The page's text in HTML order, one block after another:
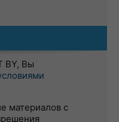
BY, Вы
материалов с